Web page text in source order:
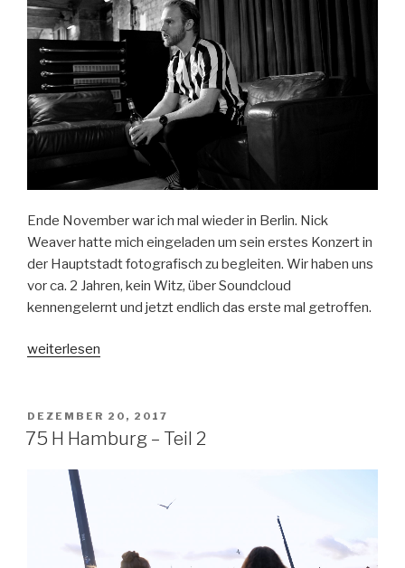
Ende November war ich mal wieder in Berlin. Nick
Weaver hatte mich eingeladen um sein erstes Konzert in
der Hauptstadt fotografisch zu begleiten. Wir haben uns
vor ca. 2 Jahren, kein Witz, über Soundcloud
kennengelernt und jetzt endlich das erste mal getroffen.
„Nick
Auster
Club,
weiterlesen
VERÖFFENTLICHT
AM
DEZEMBER 20, 2017
75 H Hamburg – Teil 2